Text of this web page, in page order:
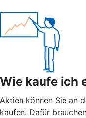
Wie kaufe ich
Aktien können Sie an
kaufen. Dafür